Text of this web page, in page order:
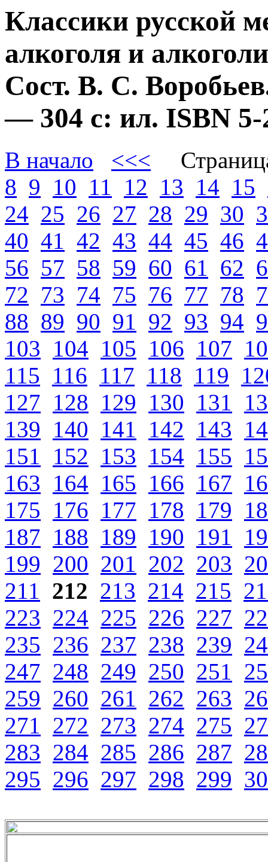
Классики русской
алкоголя и
Сост. В. С.
— 304 с: ил. ISBN
В начало <<<
8 9 10 11 12 13 14 15
24 25 26 27 28 29 30
40 41 42 43 44 45 46
56 57 58 59 60 61 62
72 73 74 75 76 77 78
88 89 90 91 92 93 94
103 104 105 106 107
115 116 117 118 119
127 128 129 130 131
139 140 141 142 143
151
152 153 154 155
163 164 165 166 167
175 176 177 178 179
187 188 189 190 191
199 200 201 202 203
211 212 213 214 215
223 224 225 226 227
235 236 237 238 239
247 248 249 250 251
259 260 261 262 263
271 272 273 274 275
283 284 285 286 287
295 296 297 298 299